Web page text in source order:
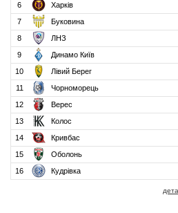
6
Харків
7
Буковина
8
ЛНЗ
9
Динамо Київ
10
Лівий Берег
11
Чорноморець
12
Верес
13
Колос
14
Кривбас
15
Оболонь
16
Кудрівка